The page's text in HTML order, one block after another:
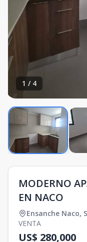
1 / 4
MODERNO
EN NACO
Ensanche Naco,
VENTA
US$ 280,000